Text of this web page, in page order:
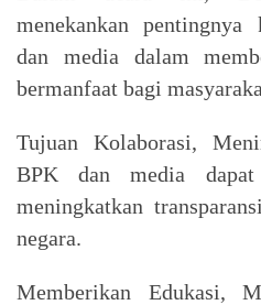
menekankan
dan media dalam
bermanfaat bagi
Tujuan Kolaborasi,
BPK dan media
meningkatkan
negara.
Memberikan Edukasi,